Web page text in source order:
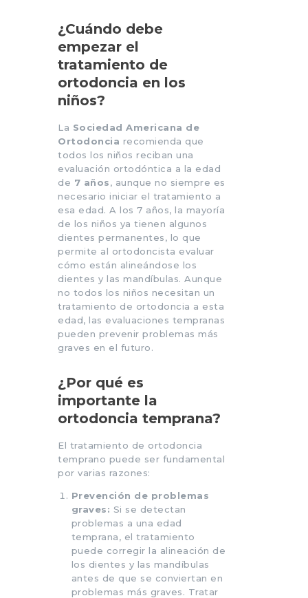
¿Cuándo debe
empezar el
tratamiento de
ortodoncia en los
niños?
La Sociedad Americana de
Ortodoncia recomienda que
todos los niños reciban una
evaluación ortodóntica a la edad
de 7 años, aunque no siempre es
necesario iniciar el tratamiento a
esa edad. A los 7 años, la mayoría
de los niños ya tienen algunos
dientes permanentes, lo que
permite al ortodoncista evaluar
cómo están alineándose los
dientes y las mandíbulas. Aunque
no todos los niños necesitan un
tratamiento de ortodoncia a esta
edad, las evaluaciones tempranas
pueden prevenir problemas más
graves en el futuro.
¿Por qué es
importante la
ortodoncia temprana?
El tratamiento de ortodoncia
temprano puede ser fundamental
por varias razones:
Prevención de problemas
graves: Si se detectan
problemas a una edad
temprana, el tratamiento
puede corregir la alineación de
los dientes y las mandíbulas
antes de que se conviertan en
problemas más graves. Tratar